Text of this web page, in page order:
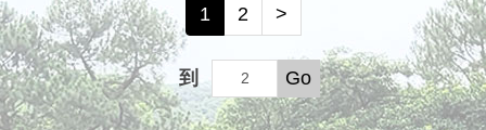
1 2 >
到 Go